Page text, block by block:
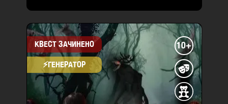
КВЕСТ ЗАЧИНЕНО
⚡​ГЕНЕРАТОР
10+